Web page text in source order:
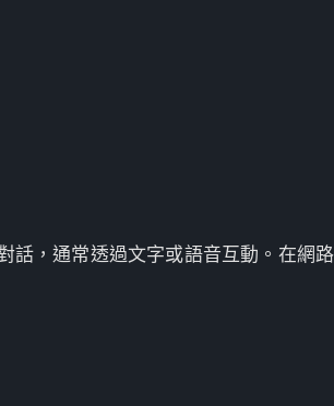
，通常透過文字或語音互動。在網